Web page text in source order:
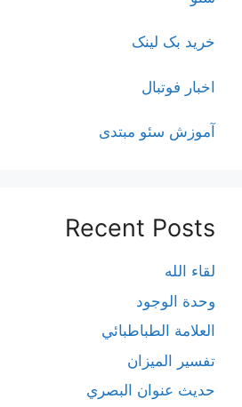
خرید بک لینک
اخبار فوتبال
آموزش سئو مبتدی
Recent Posts
لقاء الله
وحدة الوجود
العلامة الطباطبائي
تفسير الميزان
حديث عنوان البصري